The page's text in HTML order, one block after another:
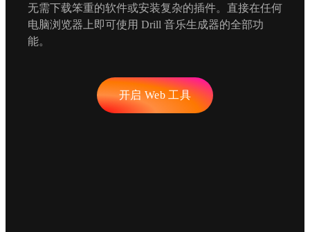
无需下载笨重的软件或安装复杂的插件。直接在任何
电脑浏览器上即可使用 Drill 音乐生成器的全部功
能。
开启 Web 工具